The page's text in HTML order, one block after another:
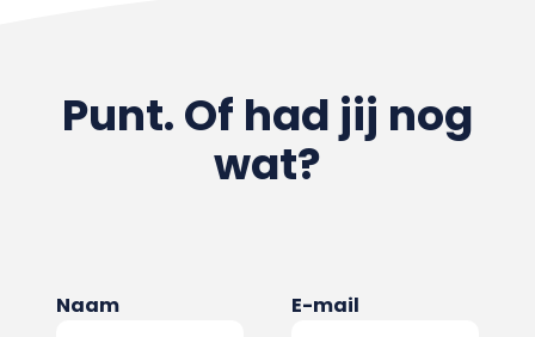
Punt. Of had jij nog
wat?
Naam E-mail